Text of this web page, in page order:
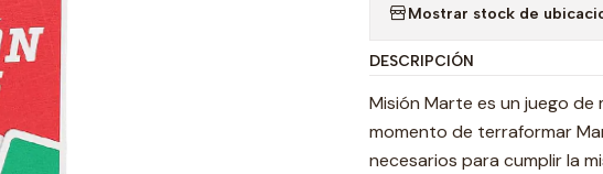
Mostrar stock de
DESCRIPCIÓN
Misión Marte es un juego
momento de terraformar
necesarios para cumplir la